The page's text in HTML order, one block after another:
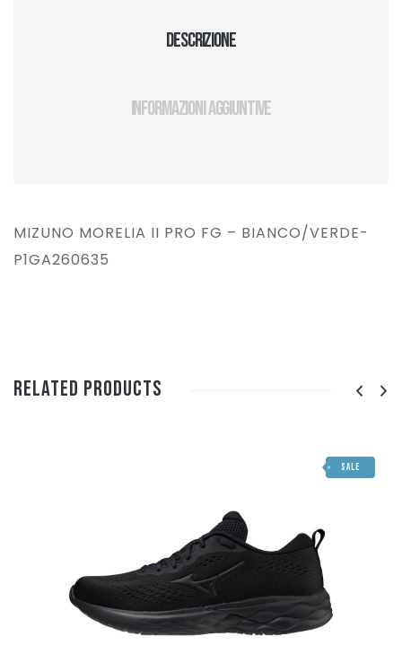
Descrizione
Informazioni aggiuntive
MIZUNO MORELIA II PRO FG – BIANCO/VERDE-
P1GA260635
Related Products
SALE